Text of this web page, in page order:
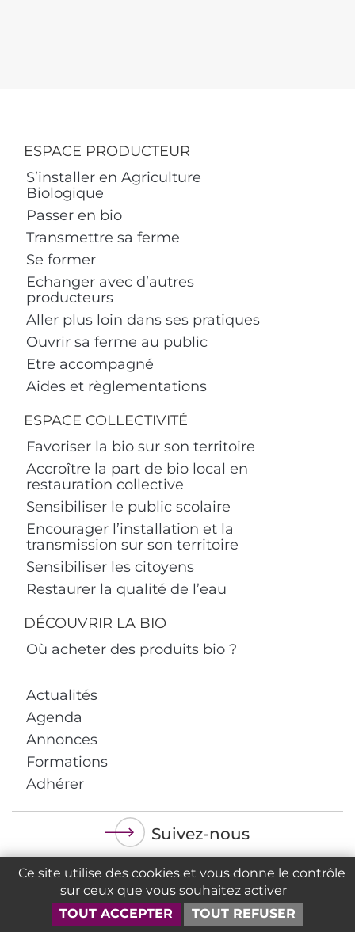
ESPACE PRODUCTEUR
S’installer en Agriculture
Biologique
Passer en bio
Transmettre sa ferme
Se former
Echanger avec d’autres
producteurs
Aller plus loin dans ses pratiques
Ouvrir sa ferme au public
Etre accompagné
Aides et règlementations
ESPACE COLLECTIVITÉ
Favoriser la bio sur son territoire
Accroître la part de bio local en
restauration collective
Sensibiliser le public scolaire
Encourager l’installation et la
transmission sur son territoire
Sensibiliser les citoyens
Restaurer la qualité de l’eau
DÉCOUVRIR LA BIO
Où acheter des produits bio ?
Actualités
Agenda
Annonces
Formations
Adhérer
Suivez-nous
Politique de confidentialité
Mentions
Ce site utilise des cookies et vous donne le contrôle
sur ceux que vous souhaitez activer
TOUT ACCEPTER
TOUT REFUSER